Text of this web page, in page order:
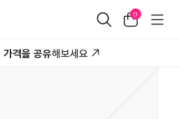
0
가격을 공유해보세요